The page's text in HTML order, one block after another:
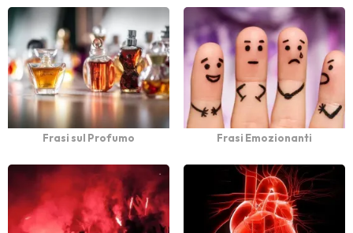
Frasi sul Profumo Frasi Emozionanti